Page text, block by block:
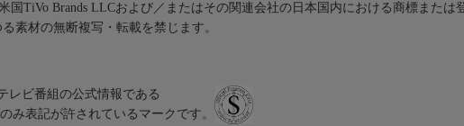
TiVo Brands LLCおよび／またはその関連会社の日本国内における商標または
素材の無断複写・転載を禁じます。
レビ番組の公式情報である
み表記が許されているマークです。